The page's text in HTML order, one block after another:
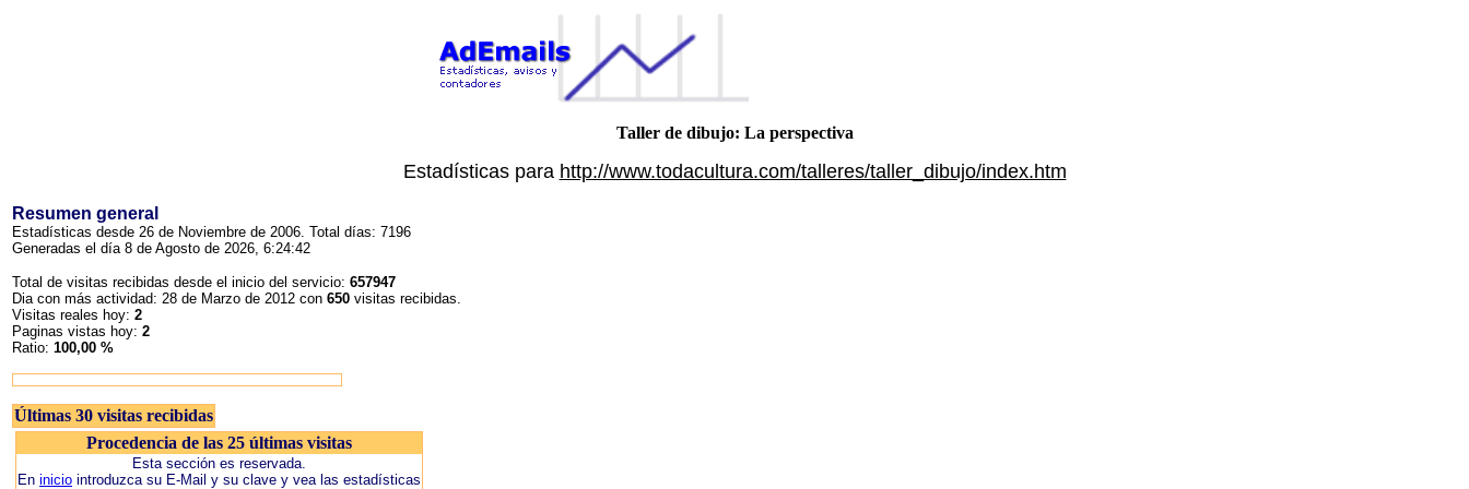
Taller de dibujo: La perspectiva
Estadísticas para http://www.todacultura.com/talleres/taller_dibujo/index.htm
Resumen general
Estadísticas desde 26 de Noviembre de 2006. Total días: 7196
Generadas el día 8 de Agosto de 2026, 6:24:42
Total de visitas recibidas desde el inicio del servicio: 657947
Dia con más actividad: 28 de Marzo de 2012 con 650 visitas recibidas.
Visitas reales hoy: 2
Paginas vistas hoy: 2
Ratio: 100,00 %
Últimas 30 visitas recibidas
Procedencia de las 25 últimas visitas
Esta sección es reservada.
En inicio introduzca su E-Mail y su clave y vea las estadísticas